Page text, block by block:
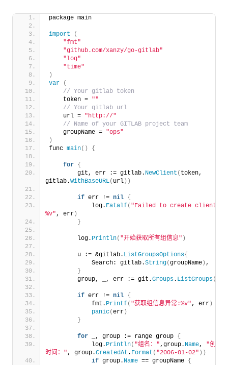
package main
import
(
"fmt"
"github.com/xanzy/go-gitlab"
"log"
"time"
)
var
(
// Your gitlab token
    token =
""
// Your gitlab url
    url =
"http://"
// Name of your GITLAB project team
    groupName =
"ops"
)
func main() {
for {
        git, err := gitlab.
NewClient ( token,
gitlab.WithBaseURL( url ))
if err != nil {
            log.
Fatalf( "Failed to create client:
%v", err )
}
        log.
Println( "开始获取所有组信息" )
        u := &gitlab.
ListGroupsOptions{
            Search: gitlab.
String(groupName ) ,
}
        group, _, err := git.
Groups. ListGroups(
if err != nil {
            fmt.
Printf( "获取组信息异常:%v", err )
panic(err )
}
for _, group := range group {
            log.
Println( "组名：",group. Name, "创建
时间：", group.CreatedAt . Format ( "2006-01-02" ))
if group. Name == groupName {